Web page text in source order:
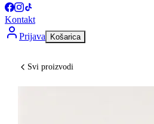
Kontakt
Prijava
Košarica
Svi proizvodi